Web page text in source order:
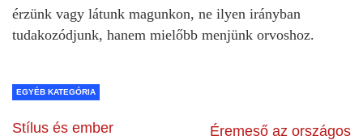
EGYÉB KATEGÓRIA
Stílus és ember
Éremeső az országos